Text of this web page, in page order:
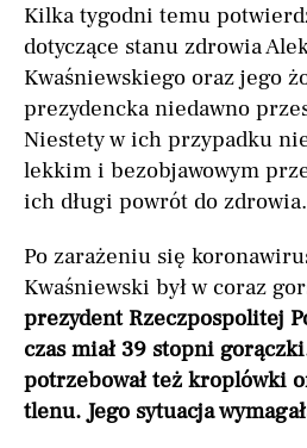
Kilka tygodni temu
dotyczące stanu zdrowia
Kwaśniewskiego oraz jego
prezydencka niedawno
Niestety w ich przypadku
lekkim i bezobjawowym
ich długi powrót do zdrowia.
Po zarażeniu się
Kwaśniewski był w coraz
prezydent Rzeczpospolitej
czas miał 39 stopni
potrzebował też kroplówki
tlenu. Jego sytuacja